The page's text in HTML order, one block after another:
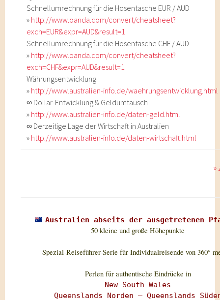
Schnellumrechnung für die Hosentasche EUR / AUD
» http://www.oanda.com/convert/cheatsheet?
exch=EUR&expr=AUD&result=1
Schnellumrechnung für die Hosentasche CHF / AUD
» http://www.oanda.com/convert/cheatsheet?
exch=CHF&expr=AUD&result=1
Währungsentwicklung
» http://www.australien-info.de/waehrungsentwicklung.html
∞ Dollar-Entwicklung & Geldumtausch
» http://www.australien-info.de/daten-geld.html
∞ Derzeitige Lage der Wirtschaft in Australien
» http://www.australien-info.de/daten-wirtschaft.html
»
Australien abseits der ausgetretenen
50 kleine und große Höhepunkte
Spezial-Reiseführer-Serie für Individualreisende von 360°
Perlen für authentische Eindrücke in
New South Wales
Queenslands Norden – Queenslands